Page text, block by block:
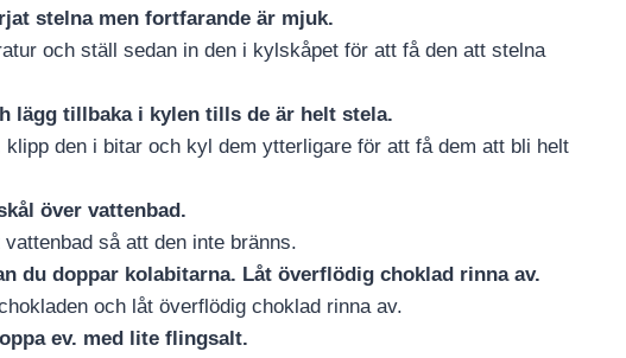
stelna men fortfarande är mjuk.
och ställ sedan in den i kylskåpet för att få den att stelna
lägg tillbaka i kylen tills de är helt stela.
den i bitar och kyl dem ytterligare för att få dem att bli helt
över vattenbad.
så att den inte bränns.
du doppar kolabitarna. Låt överflödig choklad rinna av.
och låt överflödig choklad rinna av.
ev. med lite flingsalt.